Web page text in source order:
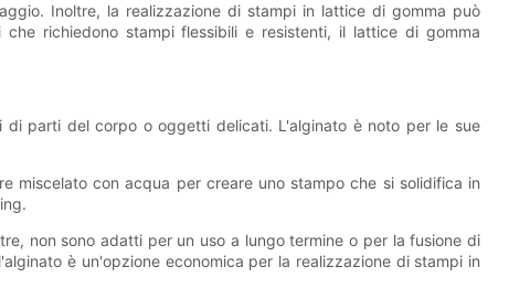
Inoltre, la realizzazione di stampi in lattice di gomma può
richiedono stampi flessibili e resistenti, il lattice di gomma
di parti del corpo o oggetti delicati. L'alginato è noto per le sue
miscelato con acqua per creare uno stampo che si solidifica in
non sono adatti per un uso a lungo termine o per la fusione di
è un'opzione economica per la realizzazione di stampi in